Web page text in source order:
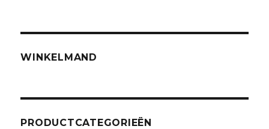
WINKELMAND
PRODUCTCATEGORIEËN